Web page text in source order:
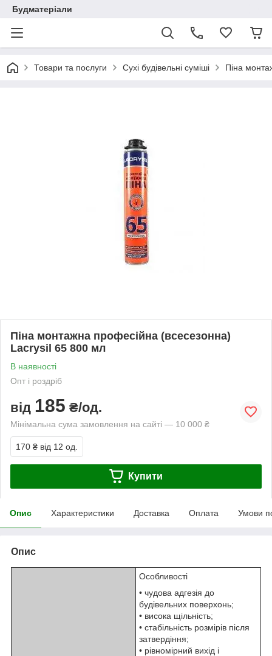
Будматеріали
Товари та послуги Сухі будівельні суміші Піна
Піна монтажна професійна (всесезонна)
Lacrysil 65 800 мл
В наявності
Опт і роздріб
від 185 ₴/од.
Мінімальна сума замовлення на сайті — 10 000 ₴
170 ₴ від 12 од.
Купити
Опис Характеристики Доставка Оплата Умови
Опис
Особливості
• чудова адгезія до
будівельних поверхонь;
• висока щільність;
• стабільність розмірів після
затвердіння;
• рівномірний вихід і